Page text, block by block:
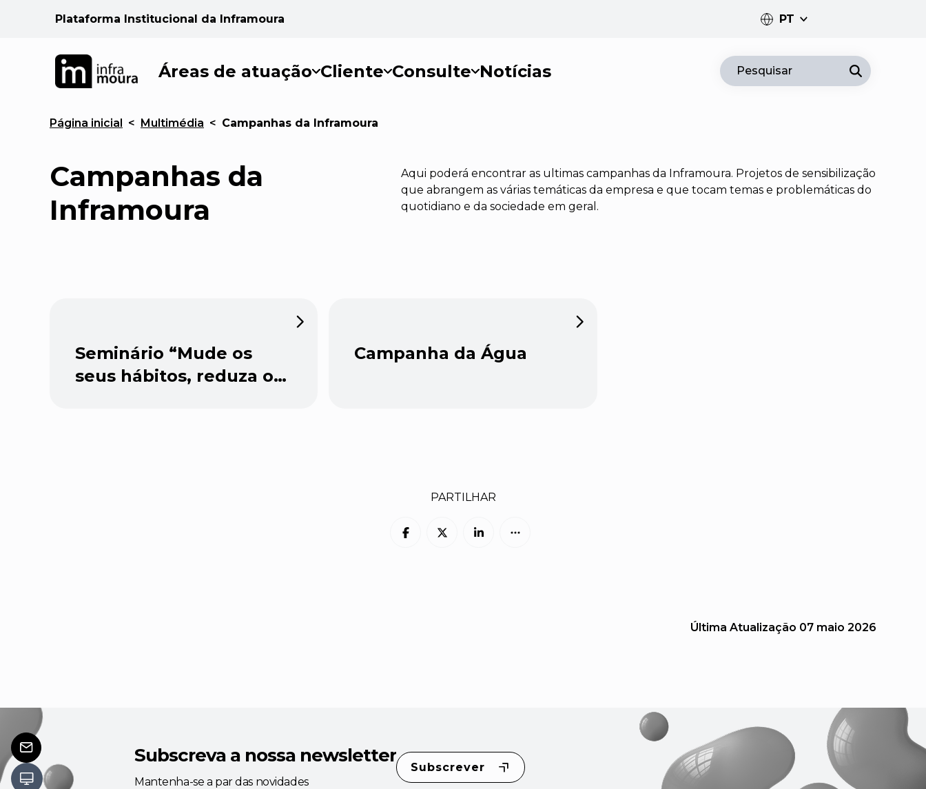
Plataforma Institucional da Inframoura PT
PT
EN
Áreas de atuação Cliente Consulte Notícias Pesquisar
Página inicial < Multimédia < Campanhas da Inframoura
Campanhas da
Inframoura
Aqui poderá encontrar as ultimas campanhas da Inframoura. Projetos de sensibilização
que abrangem as várias temáticas da empresa e que tocam temas e problemáticas do
quotidiano e da sociedade em geral.
Seminário “Mude os
seus hábitos, reduza os
Campanha da Água
PARTILHAR
Última Atualização 07 maio 2026
Subscreva a nossa newsletter
Mantenha-se a par das novidades
Subscrever